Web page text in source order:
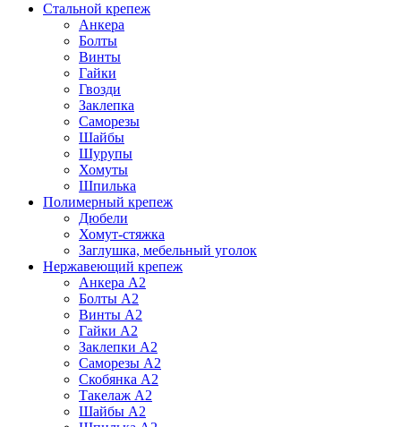
Стальной крепеж
Анкера
Болты
Винты
Гайки
Гвозди
Заклепка
Саморезы
Шайбы
Шурупы
Хомуты
Шпилька
Полимерный крепеж
Дюбели
Хомут-стяжка
Заглушка, мебельный уголок
Нержавеющий крепеж
Анкера А2
Болты А2
Винты А2
Гайки А2
Заклепки А2
Саморезы А2
Скобянка А2
Такелаж А2
Шайбы А2